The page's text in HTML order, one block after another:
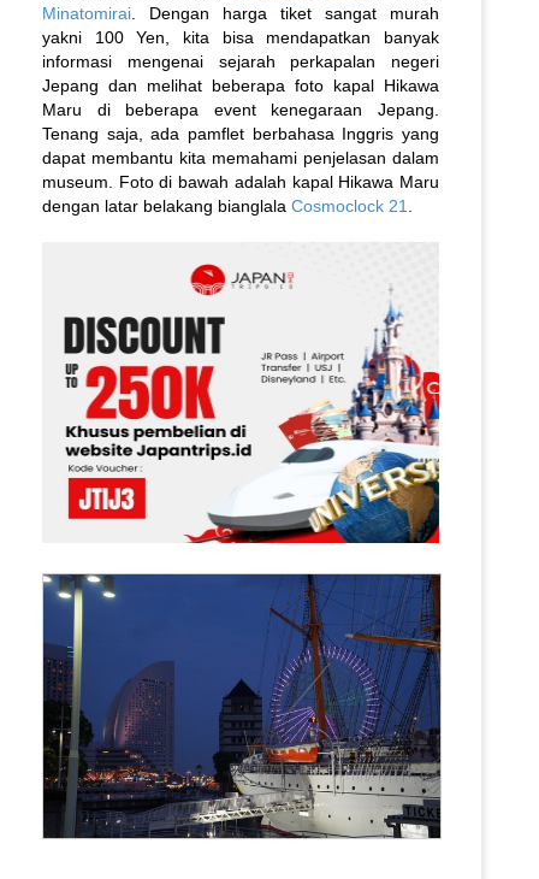
Minatomirai . Dengan harga tiket sangat murah
yakni 100 Yen, kita bisa mendapatkan banyak
informasi mengenai sejarah perkapalan negeri
Jepang dan melihat beberapa foto kapal Hikawa
Maru di beberapa event kenegaraan Jepang.
Tenang saja, ada pamflet berbahasa Inggris yang
dapat membantu kita memahami penjelasan dalam
museum. Foto di bawah adalah kapal Hikawa Maru
dengan latar belakang bianglala Cosmoclock 21